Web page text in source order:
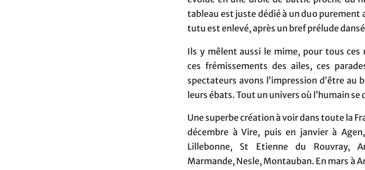
tableau est juste dédié à un duo purement
tutu est enlevé, après un bref prélude
Ils y mêlent aussi le mime, pour tous ces
ces frémissements des ailes, ces
spectateurs avons l’impression d’être au
leurs ébats. Tout un univers où l’humain
Une superbe création à voir dans toute la
décembre à Vire, puis en janvier à
Lillebonne, St Etienne du Rouvray,
Marmande, Nesle, Montauban. En mars à